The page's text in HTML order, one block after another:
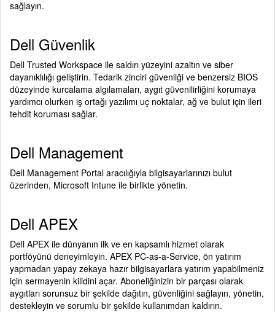
sağlayın.
Dell Güvenlik
Dell Trusted Workspace ile saldırı yüzeyini azaltın ve siber
dayanıklılığı geliştirin. Tedarik zinciri güvenliği ve benzersiz BIOS
düzeyinde kurcalama algılamaları, aygıt güvenilirliğini korumaya
yardımcı olurken iş ortağı yazılımı uç noktalar, ağ ve bulut için ileri
tehdit koruması sağlar.
Dell Management
Dell Management Portal aracılığıyla bilgisayarlarınızı bulut
üzerinden, Microsoft Intune ile birlikte yönetin.
Dell APEX
Dell APEX ile dünyanın ilk ve en kapsamlı hizmet olarak
portföyünü deneyimleyin. APEX PC-as-a-Service, ön yatırım
yapmadan yapay zekaya hazır bilgisayarlara yatırım yapabilmeniz
için sermayenin kilidini açar. Aboneliğinizin bir parçası olarak
aygıtları sorunsuz bir şekilde dağıtın, güvenliğini sağlayın, yönetin,
destekleyin ve sorumlu bir şekilde kullanımdan kaldırın.